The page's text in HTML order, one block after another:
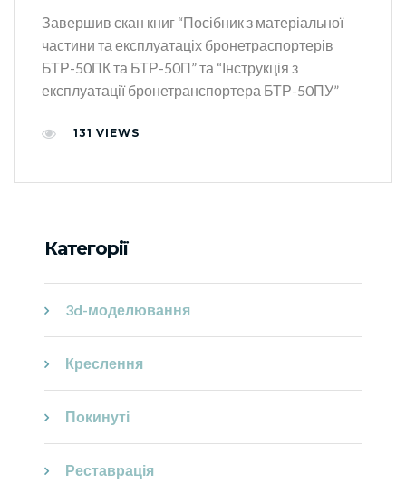
Завершив скан книг “Посібник з матеріальної
частини та експлуатаціх бронетраспортерів
БТР-50ПК та БТР-50П” та “Інструкція з
експлуатації бронетранспортера БТР-50ПУ”
131 VIEWS
Категорії
3d-моделювання
Креслення
Покинуті
Реставрація